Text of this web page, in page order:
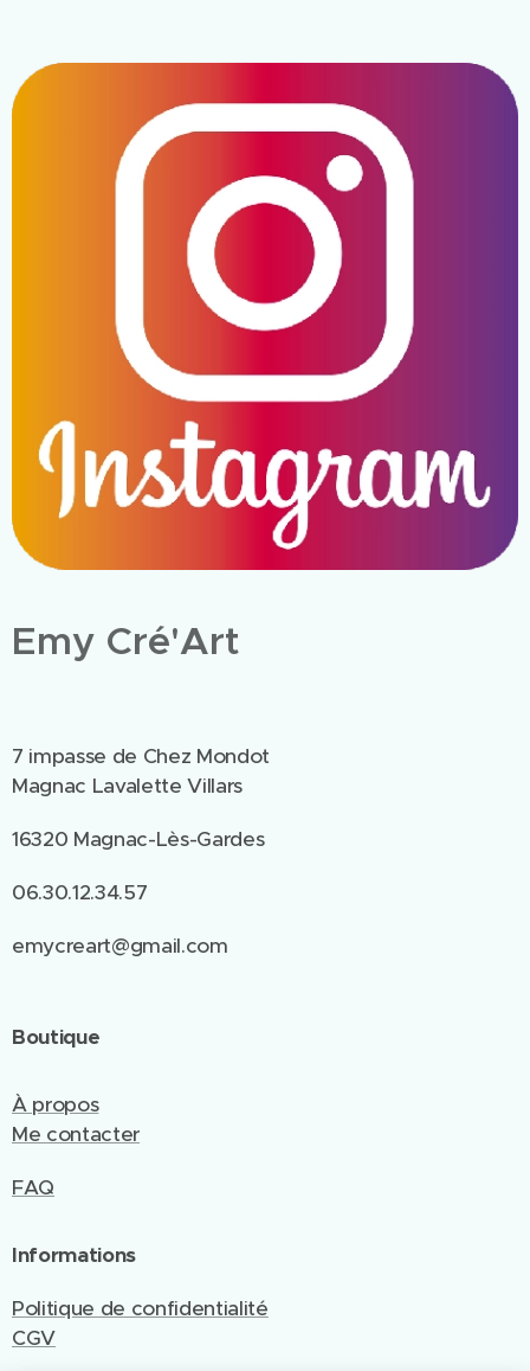
Emy Cré'Art
7 impasse de Chez Mondot
Magnac Lavalette Villars
16320 Magnac-Lès-Gardes
06.30.12.34.57
emycreart@gmail.com
Boutique
À propos
Me contacter
FAQ
Informations
Politique de confidentialité
CGV